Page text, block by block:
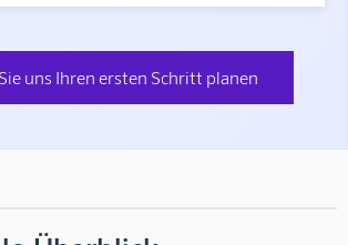
uns Ihren ersten Schritt planen